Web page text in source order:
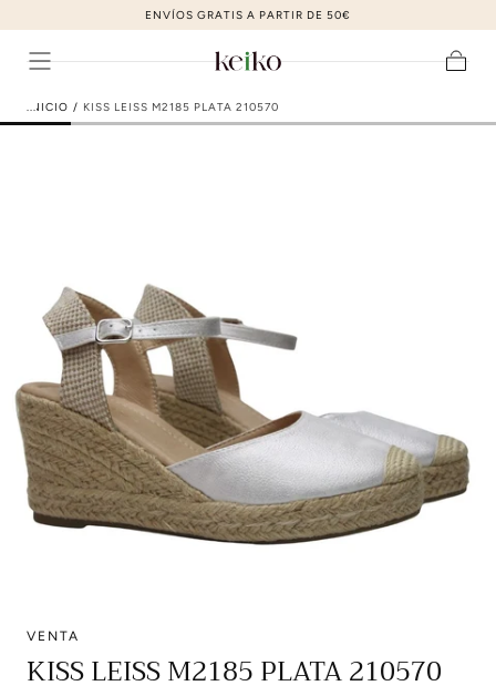
ir al contenido
ZAPATOS DE MODA AL MEJOR PRECIO
multimedia
INICIO / KISS LEISS M2185 PLATA 210570
VENTA
KISS LEISS M2185 PLATA 210570